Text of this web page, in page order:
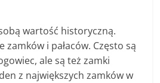
wartość historyczną.
zamków i pałaców. Często są
ale są też zamki
z największych zamków w